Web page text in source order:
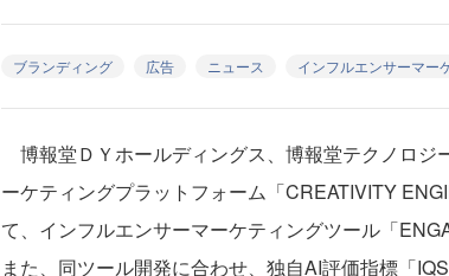
ブランディング 広告 ニュース インフルエンサーマー
博報堂ＤＹホールディングス、博報堂テクノロジ
ーケティングプラットフォーム「CREATIVITY
て、インフルエンサーマーケティングツール「
また、同ツール開発に合わせ、独自AI評価指標「